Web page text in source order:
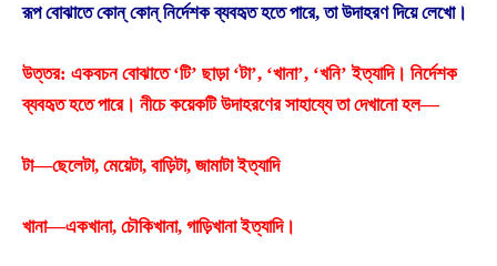
রূপ বােঝাতে কোন্ কোন্ নির্দেশক ব্যবহৃত হতে পারে, তা উদাহরণ দিয়ে লেখাে।
উত্তর: একবচন বােঝাতে ‘টি’ ছাড়া ‘টা’, ‘খানা’, ‘খনি’ ইত্যাদি। নির্দেশক
ব্যবহৃত হতে পারে। নীচে কয়েকটি উদাহরণের সাহায্যে তা দেখানাে হল—
টা—ছেলেটা, মেয়েটা, বাড়িটা, জামাটা ইত্যাদি
খানা—একখানা, চৌকিখানা, গাড়িখানা ইত্যাদি।